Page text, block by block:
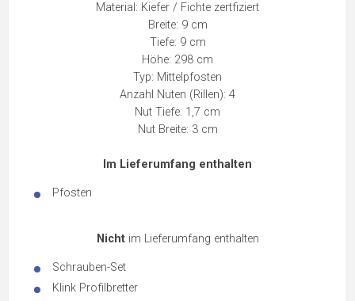
Material: Kiefer / Fichte zertfiziert
Breite: 9 cm
Tiefe: 9 cm
Höhe: 298 cm
Typ: Mittelpfosten
Anzahl Nuten (Rillen): 4
Nut Tiefe: 1,7 cm
Nut Breite: 3 cm
Im Lieferumfang enthalten
Pfosten
Nicht im Lieferumfang enthalten
Schrauben-Set
Klink Profilbretter